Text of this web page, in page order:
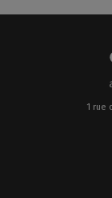
1 rue